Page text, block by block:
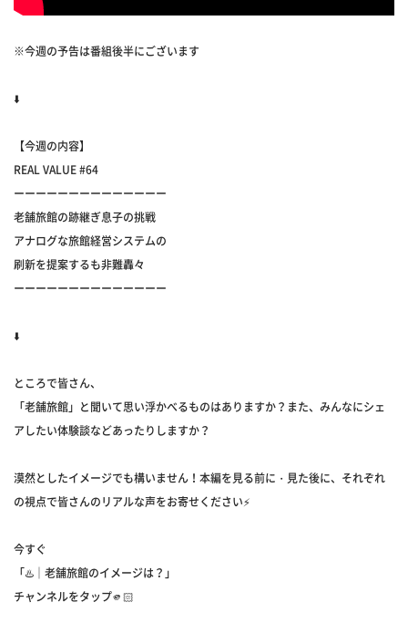
※今週の予告は番組後半にございます
⬇️
【今週の内容】
REAL VALUE #64
ーーーーーーーーーーーーーー
老舗旅館の跡継ぎ息子の挑戦
アナログな旅館経営システムの
刷新を提案するも非難轟々
ーーーーーーーーーーーーーー
⬇️
ところで皆さん、
「老舗旅館」と聞いて思い浮かべるものはありますか？また、みんなにシェ
アしたい体験談などあったりしますか？
漠然としたイメージでも構いません！本編を見る前に・見た後に、それぞれ
の視点で皆さんのリアルな声をお寄せください⚡️
今すぐ
「♨️｜老舗旅館のイメージは？」
チャンネルをタップ🫵🏻